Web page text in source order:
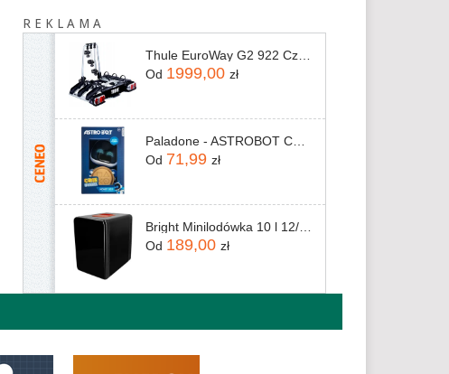
R E K L A M A
Od 1999,00zł
Od 71,99zł
Od 189,00zł